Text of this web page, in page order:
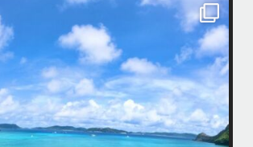
island.message
はいさい！
アイランドメッセージです
•
んでしたが今シーズンも渡嘉敷島上陸ツアーとケラ
シュノーケル班に分かれて毎日海へ行っております
•
ーっと続いていてボートダイビングには最高のコン
ディションです！
さっていたリピーターさんの子供が10才になったの
デビュー…なんて嬉しいシチュエーションもあり、
お客様と楽しくご一緒させて頂いてます